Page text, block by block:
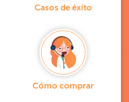
Casos de éxito
Cómo comprar